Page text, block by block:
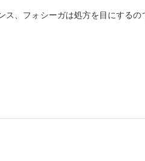
、フォシーガは処方を目にする